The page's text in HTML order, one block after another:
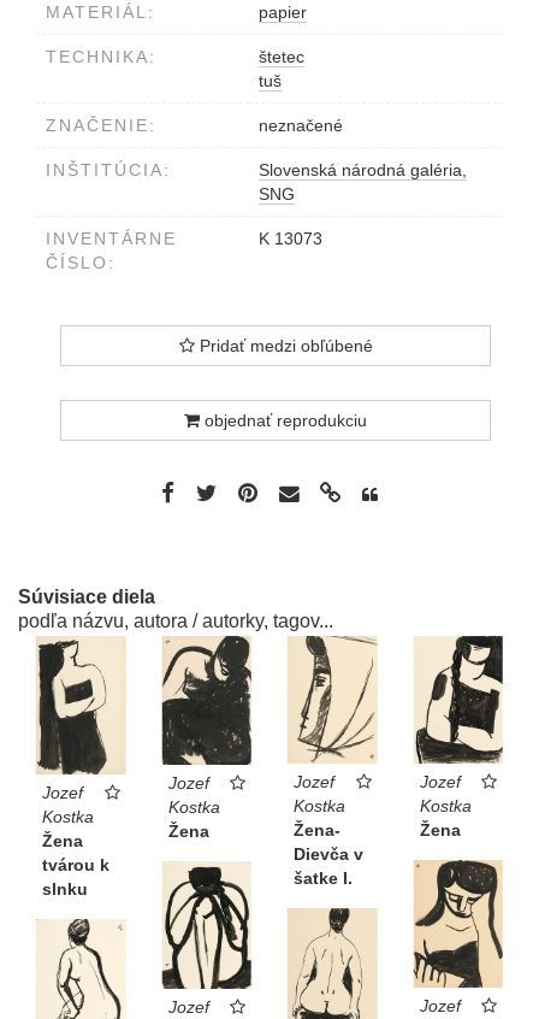
MATERIÁL: papier
TECHNIKA:
štetec
tuš
ZNAČENIE: neznačené
INŠTITÚCIA:
Slovenská národná galéria,
SNG
INVENTÁRNE
ČÍSLO:
K 13073
Pridať medzi obľúbené
objednať reprodukciu
Súvisiace diela
podľa názvu, autora / autorky, tagov...
Jozef
Kostka
Žena
tvárou k
slnku
Jozef
Kostka
Žena
Jozef
Kostka
Žena-
Dievča v
šatke I.
Jozef
Kostka
Žena
Jozef
Jozef